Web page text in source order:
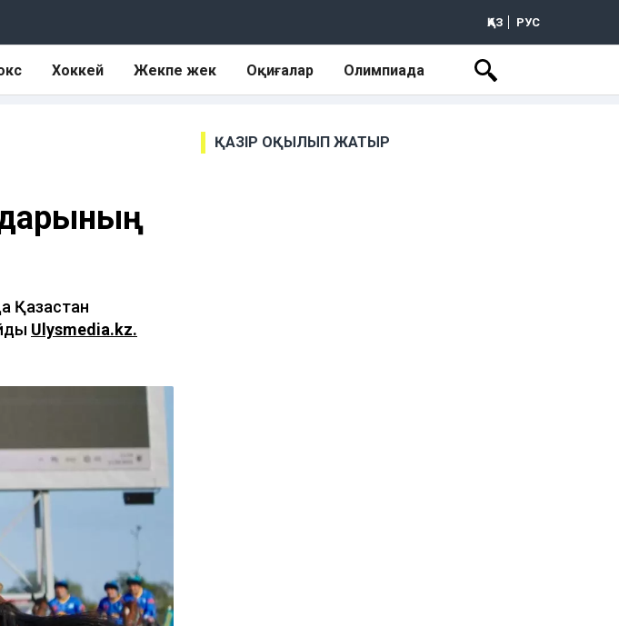
ҚАЗ РУС
Хоккей Жекпе жек Оқиғалар Олимпиада
Қазақстан
Ulysmedia.kz.
ҚАЗІР ОҚЫЛЫП ЖАТЫР